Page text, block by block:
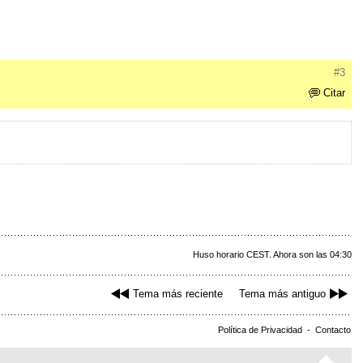
#3
Citar
Huso horario CEST. Ahora son las 04:30
Tema más reciente Tema más antiguo
Política de Privacidad - Contacto